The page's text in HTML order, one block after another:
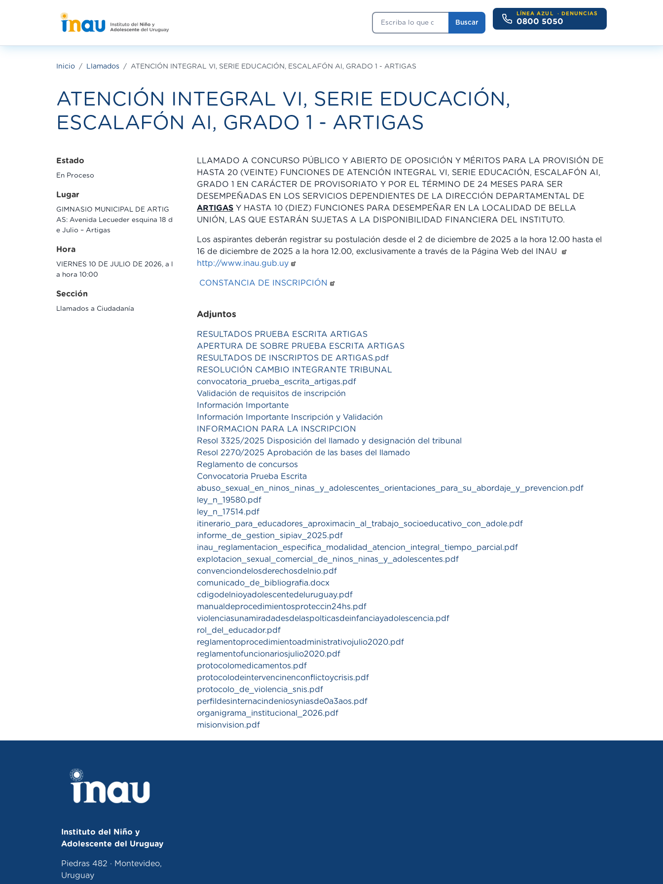
Buscar
Buscar
LÍNEA AZUL · DENUNCIAS
0800 5050
Inicio Llamados ATENCIÓN INTEGRAL VI, SERIE EDUCACIÓN, ESCALAFÓN AI, GRADO 1 - ARTIGAS
ATENCIÓN INTEGRAL VI, SERIE EDUCACIÓN,
ESCALAFÓN AI, GRADO 1 - ARTIGAS
Estado
En Proceso
Lugar
GIMNASIO MUNICIPAL DE ARTIG
AS: Avenida Lecueder esquina 18 d
e Julio – Artigas
Hora
VIERNES 10 DE JULIO DE 2026, a l
a hora 10:00
Sección
Llamados a Ciudadanía
LLAMADO A CONCURSO PÚBLICO Y ABIERTO DE OPOSICIÓN Y MÉRITOS PARA LA PROVISIÓN DE
HASTA 20 (VEINTE) FUNCIONES DE ATENCIÓN INTEGRAL VI, SERIE EDUCACIÓN, ESCALAFÓN AI,
GRADO 1 EN CARÁCTER DE PROVISORIATO Y POR EL TÉRMINO DE 24 MESES PARA SER
DESEMPEÑADAS EN LOS SERVICIOS DEPENDIENTES DE LA DIRECCIÓN DEPARTAMENTAL DE
ARTIGAS Y HASTA 10 (DIEZ) FUNCIONES PARA DESEMPEÑAR EN LA LOCALIDAD DE BELLA
UNIÓN, LAS QUE ESTARÁN SUJETAS A LA DISPONIBILIDAD FINANCIERA DEL INSTITUTO.
Los aspirantes deberán registrar su postulación desde el 2 de diciembre de 2025 a la hora 12.00 hasta el
16 de diciembre de 2025 a la hora 12.00, exclusivamente a través de la Página Web del INAU
http://www.inau.gub.uy
CONSTANCIA DE INSCRIPCIÓN
Adjuntos
RESULTADOS PRUEBA ESCRITA ARTIGAS
APERTURA DE SOBRE PRUEBA ESCRITA ARTIGAS
RESULTADOS DE INSCRIPTOS DE ARTIGAS.pdf
RESOLUCIÓN CAMBIO INTEGRANTE TRIBUNAL
convocatoria_prueba_escrita_artigas.pdf
Validación de requisitos de inscripción
Información Importante
Información Importante Inscripción y Validación
INFORMACION PARA LA INSCRIPCION
Resol 3325/2025 Disposición del llamado y designación del tribunal
Resol 2270/2025 Aprobación de las bases del llamado
Reglamento de concursos
Convocatoria Prueba Escrita
abuso_sexual_en_ninos_ninas_y_adolescentes_orientaciones_para_su_abordaje_y_prevencion.pdf
ley_n_19580.pdf
ley_n_17514.pdf
itinerario_para_educadores_aproximacin_al_trabajo_socioeducativo_con_adole.pdf
informe_de_gestion_sipiav_2025.pdf
inau_reglamentacion_especifica_modalidad_atencion_integral_tiempo_parcial.pdf
explotacion_sexual_comercial_de_ninos_ninas_y_adolescentes.pdf
convenciondelosderechosdelnio.pdf
comunicado_de_bibliografia.docx
cdigodelnioyadolescentedeluruguay.pdf
manualdeprocedimientosproteccin24hs.pdf
violenciasunamiradadesdelaspolticasdeinfanciayadolescencia.pdf
rol_del_educador.pdf
reglamentoprocedimientoadministrativojulio2020.pdf
reglamentofuncionariosjulio2020.pdf
protocolomedicamentos.pdf
protocolodeintervencinenconflictoycrisis.pdf
protocolo_de_violencia_snis.pdf
perfildesinternacindeniosyniasde0a3aos.pdf
organigrama_institucional_2026.pdf
misionvision.pdf
Instituto del Niño y
Adolescente del Uruguay
Piedras 482 · Montevideo,
Uruguay